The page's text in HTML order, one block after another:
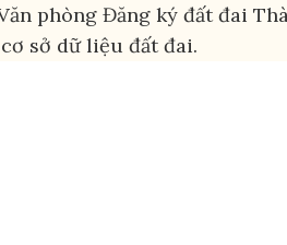
phòng Đăng ký đất đai
sở dữ liệu đất đai.